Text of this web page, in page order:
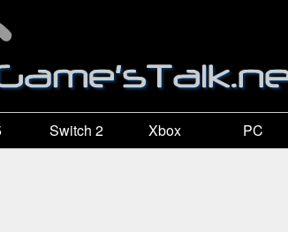
Switch 2 Xbox PC